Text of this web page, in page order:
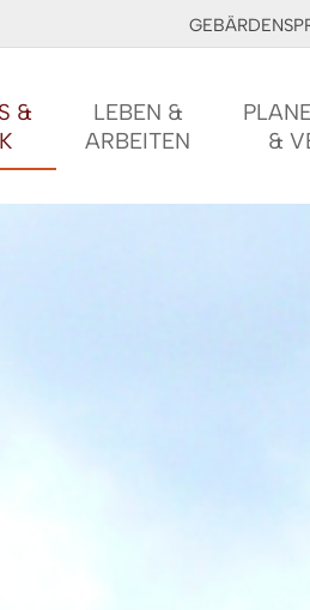
&
LEBEN &
ARBEITEN
&